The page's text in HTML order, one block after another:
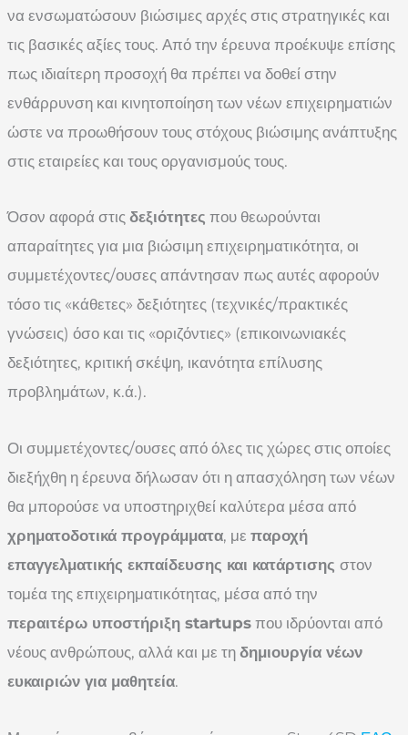
να ενσωματώσουν βιώσιμες αρχές στις στρατηγικές και
τις βασικές αξίες τους. Από την έρευνα προέκυψε επίσης
πως ιδιαίτερη προσοχή θα πρέπει να δοθεί στην
ενθάρρυνση και κινητοποίηση των νέων επιχειρηματιών
ώστε να προωθήσουν τους στόχους βιώσιμης ανάπτυξης
στις εταιρείες και τους οργανισμούς τους.
Όσον αφορά στις δεξιότητες που θεωρούνται
απαραίτητες για μια βιώσιμη επιχειρηματικότητα, οι
συμμετέχοντες/ουσες απάντησαν πως αυτές αφορούν
τόσο τις «κάθετες» δεξιότητες (τεχνικές/πρακτικές
γνώσεις) όσο και τις «οριζόντιες» (επικοινωνιακές
δεξιότητες, κριτική σκέψη, ικανότητα επίλυσης
προβλημάτων, κ.ά.).
Οι συμμετέχοντες/ουσες από όλες τις χώρες στις οποίες
διεξήχθη η έρευνα δήλωσαν ότι η απασχόληση των νέων
θα μπορούσε να υποστηριχθεί καλύτερα μέσα από
χρηματοδοτικά προγράμματα, με παροχή
επαγγελματικής εκπαίδευσης και κατάρτισης στον
τομέα της επιχειρηματικότητας, μέσα από την
περαιτέρω υποστήριξη startups που ιδρύονται από
νέους ανθρώπους, αλλά και με τη δημιουργία νέων
ευκαιριών για μαθητεία.